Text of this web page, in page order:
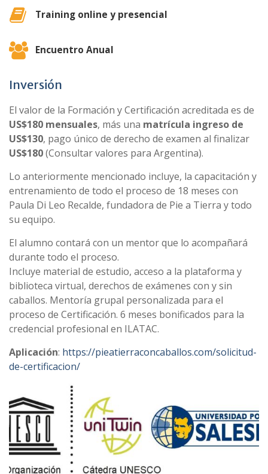
Training online y presencial
Encuentro Anual
Inversión
El valor de la Formación y Certificación acreditada es de
US$180 mensuales, más una matrícula ingreso de
US$130, pago único de derecho de examen al finalizar
US$180(Consultar valores para Argentina).
Lo anteriormente mencionado incluye, la capacitación y
entrenamiento de todo el proceso de 18 meses con
Paula Di Leo Recalde, fundadora de Pie a Tierra y todo
su equipo.
El alumno contará con un mentor que lo acompañará
durante todo el proceso.
Incluye material de estudio, acceso a la plataforma y
biblioteca virtual, derechos de exámenes con y sin
caballos. Mentoría grupal personalizada para el
proceso de Certificación. 6 meses bonificados para la
credencial profesional en ILATAC.
Aplicación: https://pieatierraconcaballos.com/solicitud-
de-certificacion/